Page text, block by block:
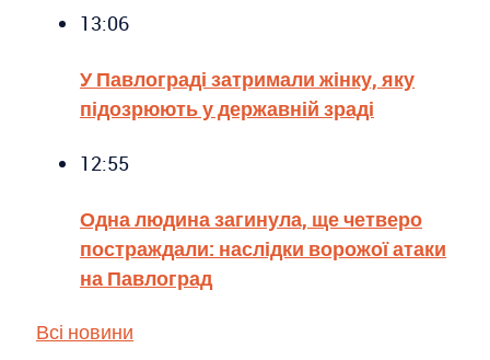
13:06
У Павлограді затримали жінку, яку
підозрюють у державній зраді
12:55
Одна людина загинула, ще четверо
постраждали: наслідки ворожої атаки
на Павлоград
Всі новини